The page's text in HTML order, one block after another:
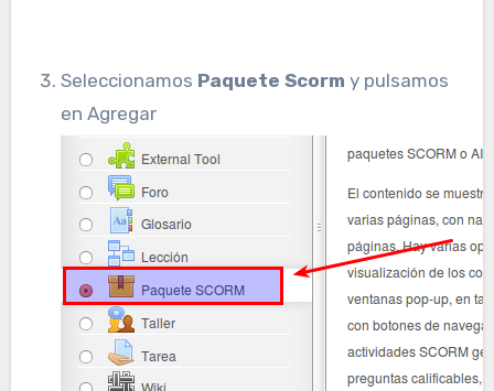
Seleccionamos Paquete Scorm y pulsamos
en Agregar